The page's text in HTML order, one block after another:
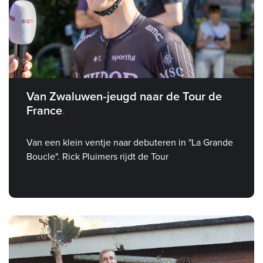
Van Zwaluwen‑jeugd naar de Tour de
France
Van een klein ventje naar debuteren in "La Grande
Boucle". Rick Pluimers rijdt de Tour